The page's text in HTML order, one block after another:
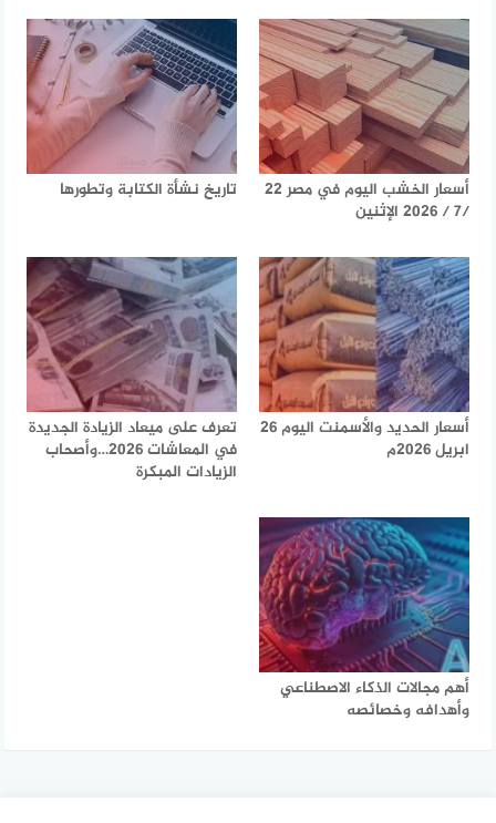
أسعار الخشب اليوم في مصر 22
/7 / 2026 الإثنين
تاريخ نشأة الكتابة وتطورها
أسعار الحديد والأسمنت اليوم 26
ابريل 2026م
تعرف على ميعاد الزيادة الجديدة
في المعاشات 2026…وأصحاب
الزيادات المبكرة
أهم مجالات الذكاء الاصطناعي
وأهدافه وخصائصه